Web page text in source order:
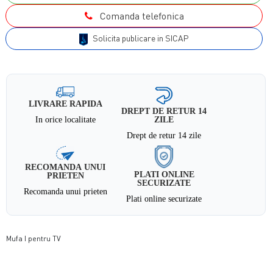
Comanda telefonica
Solicita publicare in SICAP
LIVRARE RAPIDA
In orice localitate
DREPT DE RETUR 14
ZILE
Drept de retur 14 zile
RECOMANDA UNUI
PRIETEN
Recomanda unui prieten
PLATI ONLINE
SECURIZATE
Plati online securizate
Mufa I pentru TV